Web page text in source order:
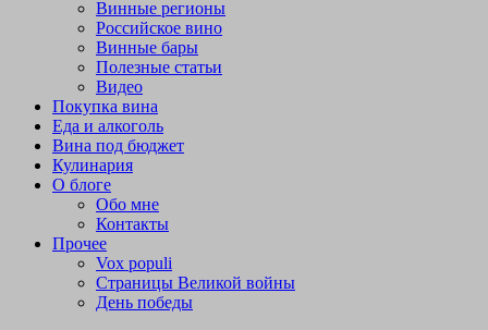
Винные регионы
Российское вино
Винные бары
Полезные статьи
Видео
Покупка вина
Еда и алкоголь
Вина под бюджет
Кулинария
О блоге
Обо мне
Контакты
Прочее
Vox populi
Страницы Великой войны
День победы